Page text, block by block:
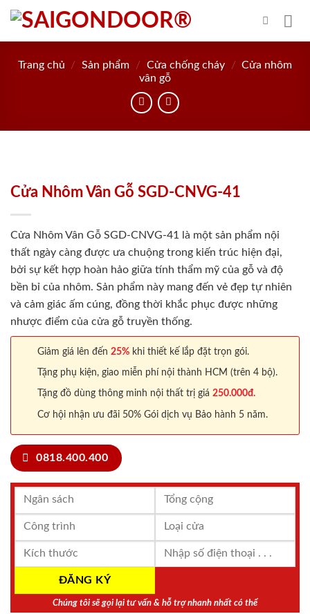
Skip
content
Trang chủ / Sản phẩm / Cửa chống cháy / Cửa nhôm
vân gỗ
Cửa Nhôm Vân Gỗ SGD-CNVG-41
Cửa Nhôm Vân Gỗ SGD-CNVG-41 là một sản phẩm nội
thất ngày càng được ưa chuộng trong kiến trúc hiện đại,
bởi sự kết hợp hoàn hảo giữa tính thẩm mỹ của gỗ và độ
bền bỉ của nhôm. Sản phẩm này mang đến vẻ đẹp tự nhiên
và cảm giác ấm cúng, đồng thời khắc phục được những
nhược điểm của cửa gỗ truyền thống.
Giảm giá lên đến 25% khi thiết kế lắp đặt trọn gói.
Tặng phụ kiện, giao miễn phí nội thành HCM (trên 4 bộ).
Tặng đồ dùng thông minh nội thất trị giá 250.000đ.
Cơ hội nhận ưu đãi 50% Gói dịch vụ Bảo hành 5 năm.
0818.400.400
Chúng tôi sẽ gọi lại tư vấn & hỗ trợ nhanh nhất có thể